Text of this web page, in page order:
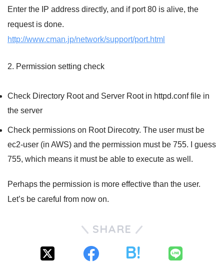
Enter the IP address directly, and if port 80 is alive, the
request is done.
http://www.cman.jp/network/support/port.html
2. Permission setting check
Check Directory Root and Server Root in httpd.conf file in
the server
Check permissions on Root Direcotry. The user must be
ec2-user (in AWS) and the permission must be 755. I guess
755, which means it must be able to execute as well.
Perhaps the permission is more effective than the user.
Let’s be careful from now on.
SHARE